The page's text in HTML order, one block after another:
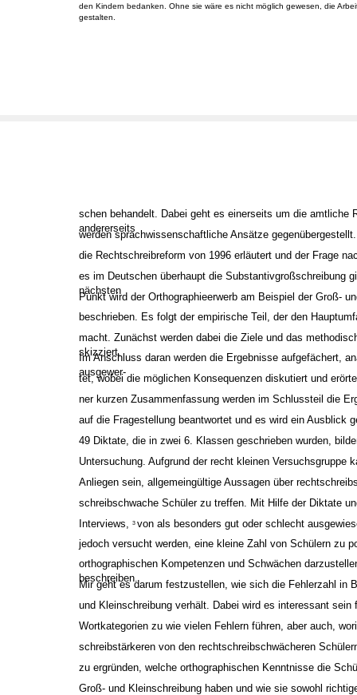
den Kindern bedanken. Ohne sie wäre es nicht möglich gewesen, die
gestalten.
schen behandelt. Dabei geht es einerseits um die amtliche
andererseits
werden sprachwissenschaftliche Ansätze
die Rechtschreibreform von 1996 erläutert und der Frage
es im Deutschen überhaupt die Substantivgroßschreibung
nächsten
Punkt wird der Orthographieerwerb am Beispiel der Groß-
beschrieben. Es folgt der empirische Teil, der den
macht. Zunächst werden dabei die Ziele und das
skizziert.
Im Anschluss daran werden die Ergebnisse aufgefächert,
ausgewer-
tet, wobei die möglichen Konsequenzen diskutiert und
ner kurzen Zusammenfassung werden im Schlussteil die
auf die Fragestellung beantwortet und es wird ein Ausblick
49 Diktate, die in zwei 6. Klassen geschrieben wurden,
Untersuchung. Aufgrund der recht kleinen Versuchsgruppe
Anliegen sein, allgemeingültige Aussagen über
schreibschwache Schüler zu treffen. Mit Hilfe der Diktate
Interviews,
3 von als besonders gut oder schlecht
jedoch versucht werden, eine kleine Zahl von Schülern zu
orthographischen Kompetenzen und Schwächen
beschreiben.
Mir geht es darum festzustellen, wie sich die Fehlerzahl in
und Kleinschreibung verhält. Dabei wird es interessant
Wortkategorien zu wie vielen Fehlern führen, aber auch,
schreibstärkeren von den rechtschreibschwächeren
zu ergründen, welche orthographischen Kenntnisse die
Groß- und Kleinschreibung haben und wie sie sowohl